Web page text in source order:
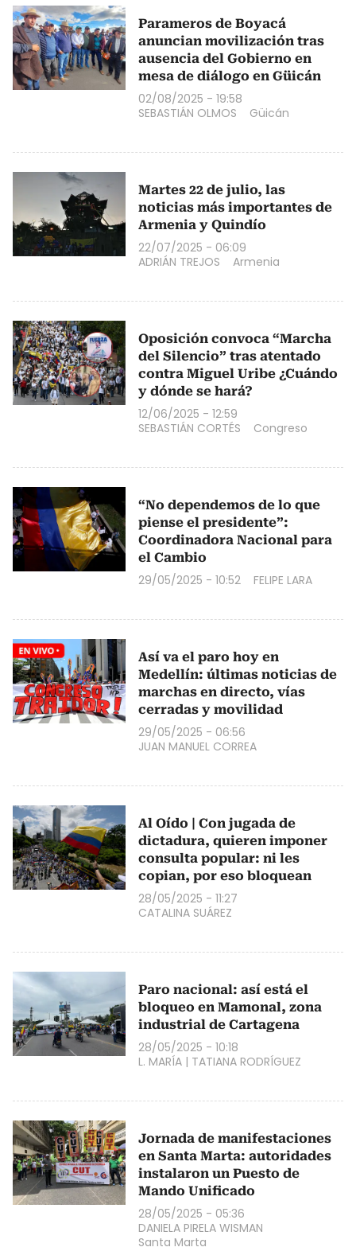
Parameros de Boyacá
anuncian movilización tras
ausencia del Gobierno en
mesa de diálogo en Güicán
02/08/2025 - 19:58
SEBASTIÁN OLMOS
Güicán
Martes 22 de julio, las
noticias más importantes de
Armenia y Quindío
22/07/2025 - 06:09
ADRIÁN TREJOS
Armenia
Oposición convoca “Marcha
del Silencio” tras atentado
contra Miguel Uribe ¿Cuándo
y dónde se hará?
12/06/2025 - 12:59
SEBASTIÁN CORTÉS
Congreso
“No dependemos de lo que
piense el presidente”:
Coordinadora Nacional para
el Cambio
29/05/2025 - 10:52 FELIPE LARA
Así va el paro hoy en
Medellín: últimas noticias de
marchas en directo, vías
cerradas y movilidad
29/05/2025 - 06:56
JUAN MANUEL CORREA
Al Oído | Con jugada de
dictadura, quieren imponer
consulta popular: ni les
copian, por eso bloquean
28/05/2025 - 11:27
CATALINA SUÁREZ
Paro nacional: así está el
bloqueo en Mamonal, zona
industrial de Cartagena
28/05/2025 - 10:18
L. MARÍA | TATIANA RODRÍGUEZ
Jornada de manifestaciones
en Santa Marta: autoridades
instalaron un Puesto de
Mando Unificado
28/05/2025 - 05:36
DANIELA PIRELA WISMAN
Santa Marta